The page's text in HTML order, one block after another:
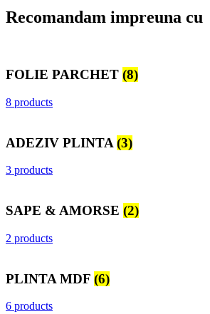
Recomandam impreuna cu
FOLIE PARCHET (8)
8 products
ADEZIV PLINTA (3)
3 products
SAPE & AMORSE (2)
2 products
PLINTA MDF (6)
6 products